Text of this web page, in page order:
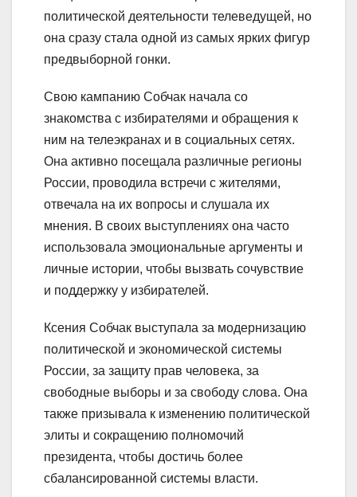
политической деятельности телеведущей, но
она сразу стала одной из самых ярких фигур
предвыборной гонки.
Свою кампанию Собчак начала со
знакомства с избирателями и обращения к
ним на телеэкранах и в социальных сетях.
Она активно посещала различные регионы
России, проводила встречи с жителями,
отвечала на их вопросы и слушала их
мнения. В своих выступлениях она часто
использовала эмоциональные аргументы и
личные истории, чтобы вызвать сочувствие
и поддержку у избирателей.
Ксения Собчак выступала за модернизацию
политической и экономической системы
России, за защиту прав человека, за
свободные выборы и за свободу слова. Она
также призывала к изменению политической
элиты и сокращению полномочий
президента, чтобы достичь более
сбалансированной системы власти.